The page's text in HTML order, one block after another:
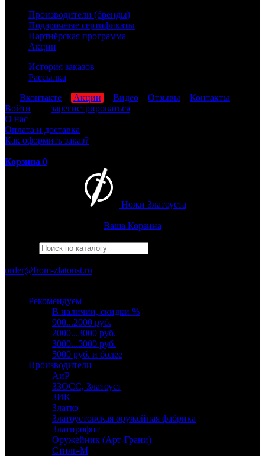
Производители (бренды)
Подарочные сертификаты
Партнёрская программа
Акции
История заказов
Рассылка
Вконтакте Акции Видео Отзывы
Контакты
Войти
зарегистрироваться
О нас
Оплата и доставка
Как оформить заказ?
Корзина 0
Ножи Златоуста
Ваша Корзина
order@from-zlatoust.ru
Рекомендуем
В наличии, скидки %
900...2000 руб.
2000...3000 руб.
3000...5000 руб.
5000 руб. и более
Производители
АиР
ЗЗОСС, Златоуст
ЗИК
Златко
Златоустовская оружейная фабрика
Златпрофит
Оружейник (Арт-Грани)
Стиль-М